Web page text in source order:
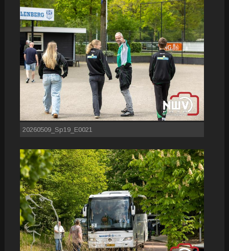
20260509_Sp19_E0021